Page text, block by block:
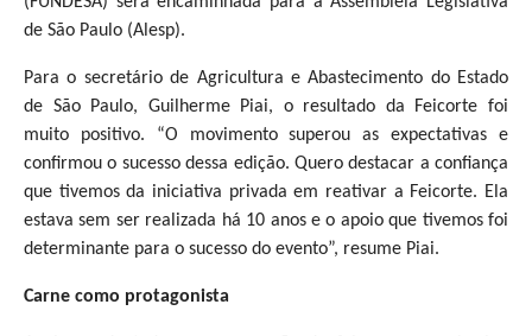
de São Paulo (Alesp).
Para o secretário de Agricultura e Abastecimento do Estado
de São Paulo, Guilherme Piai, o resultado da Feicorte foi
muito positivo. “O movimento superou as expectativas e
confirmou o sucesso dessa edição. Quero destacar a confiança
que tivemos da iniciativa privada em reativar a Feicorte. Ela
estava sem ser realizada há 10 anos e o apoio que tivemos foi
determinante para o sucesso do evento”, resume Piai.
Carne como protagonista